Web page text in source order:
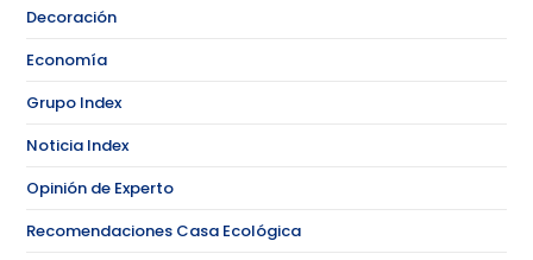
Decoración
Economía
Grupo Index
Noticia Index
Opinión de Experto
Recomendaciones Casa Ecológica